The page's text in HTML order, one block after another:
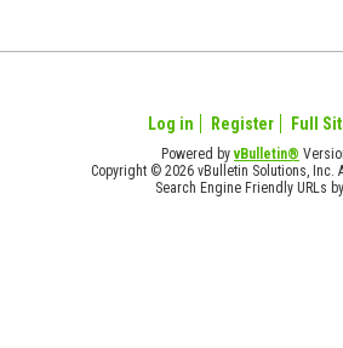
Log in Register Full
Powered byvBulletin®
Copyright © 2026 vBulletin Solutions, Inc.
Search Engine Friendly URLs